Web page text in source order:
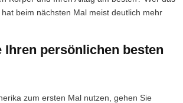
beim nächsten Mal meist deutlich mehr
Ihren persönlichen besten
zum ersten Mal nutzen, gehen Sie